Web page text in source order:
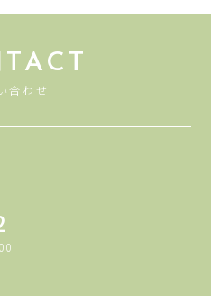
合わせ